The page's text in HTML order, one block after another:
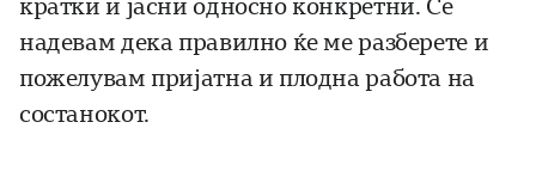
кратки и јасни односно конкретни. Се
надевам дека правилно ќе ме разберете и
пожелувам пријатна и плодна работа на
состанокот.